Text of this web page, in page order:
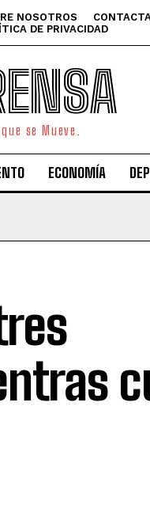
NOSOTROS
DE PRIVACIDAD
se Mueve.
ECONOMÍA